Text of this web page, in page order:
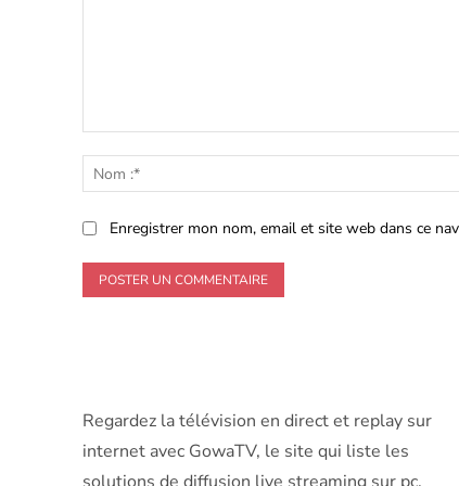
Enregistrer mon nom, email et site web dans ce
Regardez la télévision en direct et replay sur
internet avec GowaTV, le site qui liste les